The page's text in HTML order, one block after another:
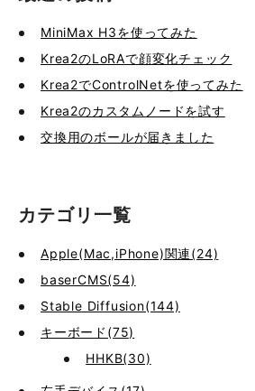
MiniMax H3を使ってみた
Krea2のLoRAで顔変化チェック
Krea2でControlNetを使ってみた
Krea2のカスタムノードを試す
交換用のボールが届きました
カテゴリ一覧
Apple(Mac,iPhone)関連(24)
baserCMS(54)
Stable Diffusion(144)
キーボード(75)
HHKB(30)